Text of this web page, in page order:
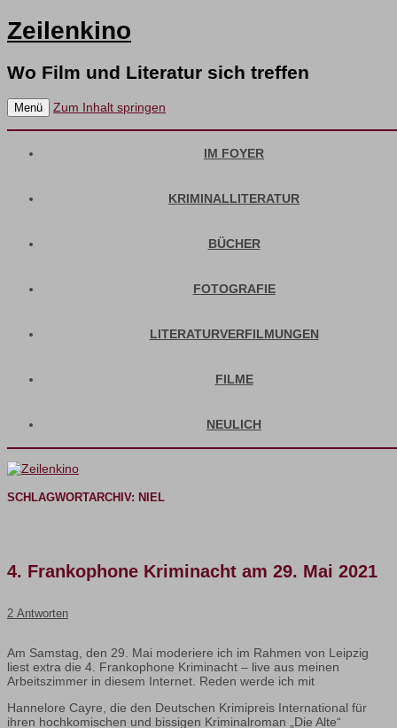
Zeilenkino
Wo Film und Literatur sich treffen
Menü Zum Inhalt springen
IM FOYER
KRIMINALLITERATUR
BÜCHER
FOTOGRAFIE
LITERATURVERFILMUNGEN
FILME
NEULICH
SCHLAGWORTARCHIV: NIEL
4. Frankophone Kriminacht am 29. Mai 2021
2 Antworten
Am Samstag, den 29. Mai moderiere ich im Rahmen von Leipzig
liest extra die 4. Frankophone Kriminacht – live aus meinen
Arbeitszimmer in diesem Internet. Reden werde ich mit
Hannelore Cayre, die den Deutschen Krimipreis International für
ihren hochkomischen und bissigen Kriminalroman „Die Alte“